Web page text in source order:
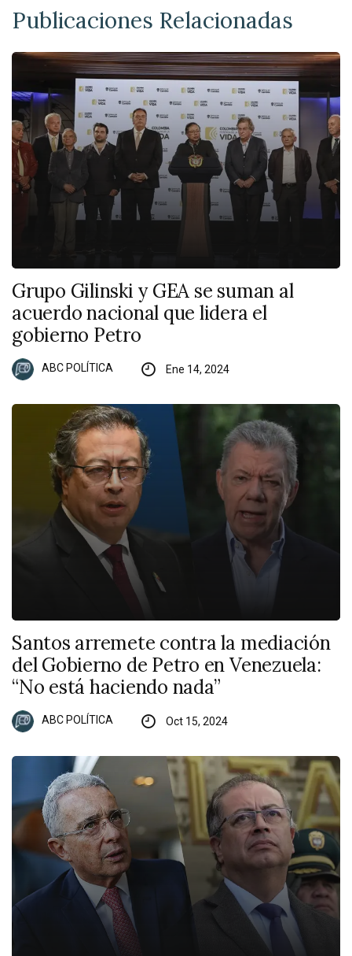
Publicaciones Relacionadas
Grupo Gilinski y GEA se suman al
acuerdo nacional que lidera el
gobierno Petro
ABC POLÍTICA Ene 14, 2024
Santos arremete contra la mediación
del Gobierno de Petro en Venezuela:
“No está haciendo nada”
ABC POLÍTICA Oct 15, 2024